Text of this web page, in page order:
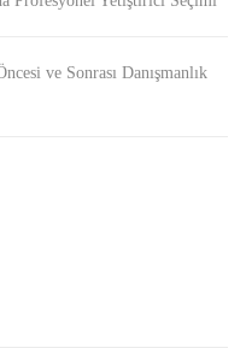
ve Sonrası Danışmanlık